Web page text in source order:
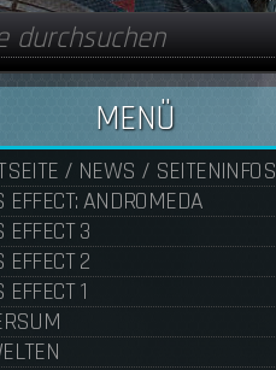
MENÜ
/ NEWS / SEITENINFOS
ANDROMEDA
3
2
1